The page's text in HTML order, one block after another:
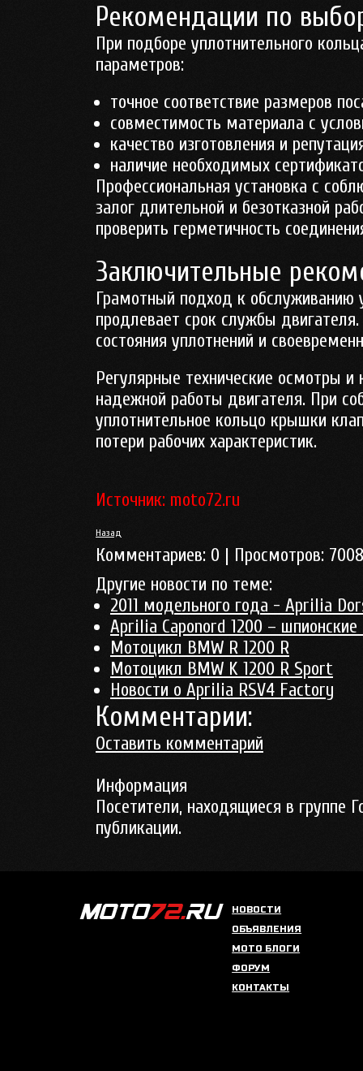
Рекомендации по
При подборе уплотнительного
параметров:
точное соответствие размеров
совместимость материала с
качество изготовления и
наличие необходимых
Профессиональная установка с
залог длительной и безотказной
проверить герметичность
Заключительные
Грамотный подход к обслуживанию
продлевает срок службы
состояния уплотнений и
Регулярные технические осмотры
надежной работы двигателя. При
уплотнительное кольцо крышки
потери рабочих характеристик.
Источник: moto72.ru
Назад
Комментариев: 0 | Просмотров: 7008
Другие новости по теме:
2011 модельного года - Aprilia
Aprilia Caponord 1200 –
Мотоцикл BMW R 1200 R
Мотоцикл BMW K 1200 R Sport
Новости о Aprilia RSV4 Factory
Комментарии:
Оставить комментарий
Информация
Посетители, находящиеся в группе
публикации.
НОВОСТИ
ОБЪЯВЛЕНИЯ
МОТО БЛОГИ
ФОРУМ
КОНТАКТЫ